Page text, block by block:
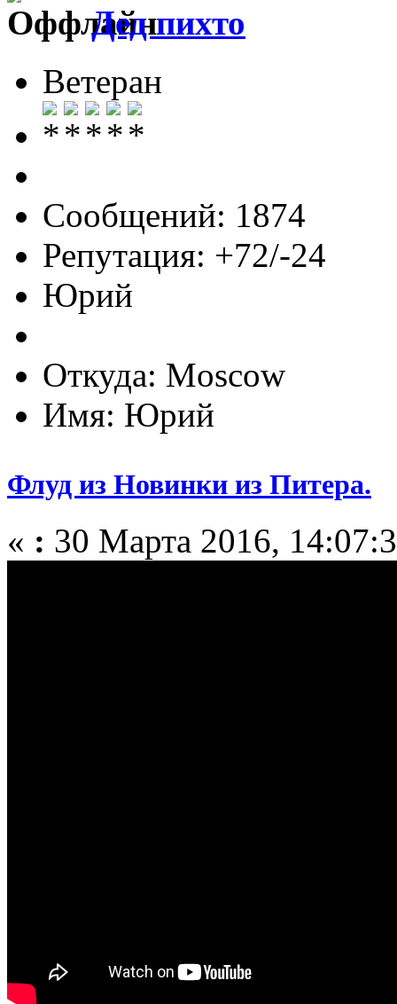
Дед пихто
Ветеран
Сообщений: 1874
Репутация: +72/-24
Юрий
Откуда: Moscow
Имя: Юрий
Флуд из Новинки из Питера.
« : 30 Марта 2016,